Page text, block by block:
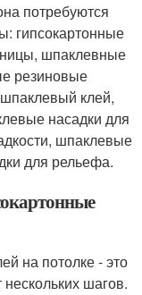
потребуются
гипсокартонные
шпаклевные
резиновые
клей,
насадки для
шпаклевые
для рельефа.
на потолке - это
шагов.